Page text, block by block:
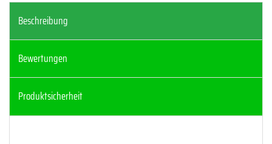
Beschreibung
Bewertungen
Produktsicherheit